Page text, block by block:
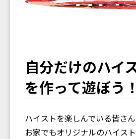
自分だけのハイ
を作って遊ぼう！
ハイストを楽しんでいる皆さん
お家でもオリジナルのハイス